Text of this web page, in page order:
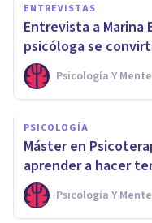
ENTREVISTAS
Entrevista a Marina
psicóloga se
Psicología Y Mente
PSICOLOGÍA
Máster en
aprender a hacer
Psicología Y Mente